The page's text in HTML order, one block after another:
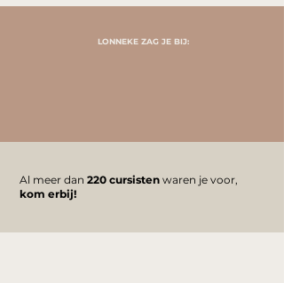
LONNEKE ZAG JE BIJ:
Al meer dan 220 cursisten waren je voor,
kom erbij!